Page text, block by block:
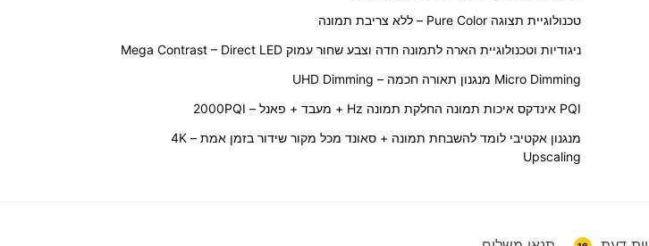
טכנולוגיית תצוגה Pure Color – ללא צריבת תמונה
ניגודיות וטכנולוגיית הארה לתמונה חדה וצבע שחור עמוק Mega Contrast – Direct LED
Micro Dimming מנגנון תאורה חכמה – UHD Dimming
PQI אינדקס איכות תמונה החלקת תמונה Hz + מעבד + פאנל – 2000PQI
מנגנון אקטיבי לומד להשבחת תמונה + סאונד מכל מקור שידור בזמן אמת – 4K
Upscaling